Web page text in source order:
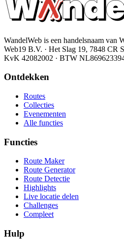
WandelWeb is een handelsnaam van
Web19 B.V. · Het Slag 19, 7848 CR
KvK 42082002 · BTW
Ontdekken
Routes
Collecties
Evenementen
Alle functies
Functies
Route Maker
Route Generator
Route Detectie
Highlights
Live locatie delen
Challenges
Compleet
Hulp